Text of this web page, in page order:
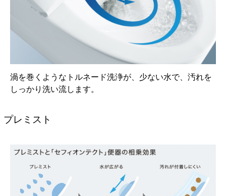
渦を巻くようなトルネード洗浄が、少ない水で、汚れを
しっかり洗い流します。
プレミスト